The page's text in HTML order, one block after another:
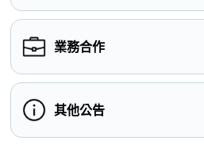
業務合作
其他公告